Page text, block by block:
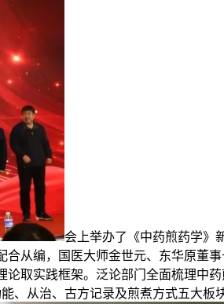
会上举办了《中药煎药学》
从编，国医大师金世元、东华原董
论取实践框架。泛论部门全面梳理中
、从治、古方记录及煎煮方式五大